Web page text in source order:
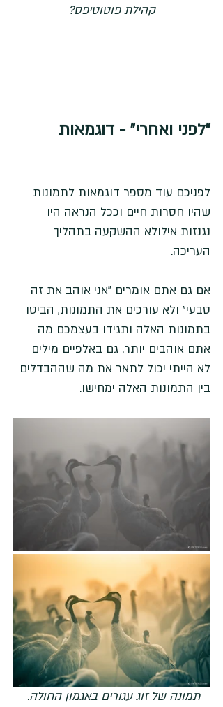
קהילת פוטוטיפס?
"לפני ואחרי" - דוגמאות
לפניכם עוד מספר דוגמאות לתמונות
שהיו חסרות חיים וככל הנראה היו
נגנזות אילולא ההשקעה בתהליך
העריכה.
אם גם אתם אומרים "אני אוהב את זה
טבעי" ולא עורכים את התמונות, הביטו
בתמונות האלה ותגידו בעצמכם מה
אתם אוהבים יותר. גם באלפיים מילים
לא הייתי יכול לתאר את מה שההבדלים
בין התמונות האלה ימחישו.
תמונה של זוג עגורים באגמון החולה.